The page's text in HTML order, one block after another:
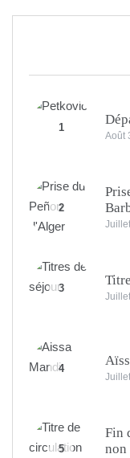
1
Août
2
3
4
5
Fin
non